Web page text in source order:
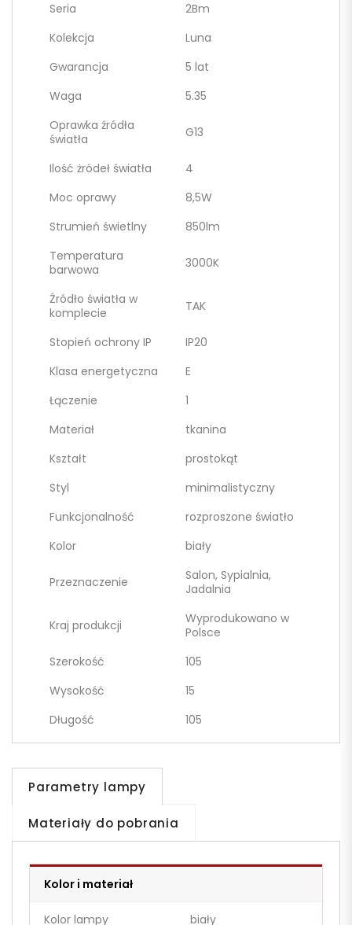
Seria
2Bm
Kolekcja
Luna
Gwarancja
5 lat
Waga
5.35
Oprawka źródła
światła
G13
Ilość żródeł światła
4
Moc oprawy
8,5W
Strumień świetlny
850lm
Temperatura
barwowa
3000K
Źródło światła w
komplecie
TAK
Stopień ochrony IP
IP20
Klasa energetyczna
E
Łączenie
1
Materiał
tkanina
Kształt
prostokąt
Styl
minimalistyczny
Funkcjonalność
rozproszone światło
Kolor
biały
Przeznaczenie
Salon, Sypialnia,
Jadalnia
Kraj produkcji
Wyprodukowano w
Polsce
Szerokość
105
Wysokość
15
Długość
105
Parametry lampy
Materiały do pobrania
Kolor i materiał
Kolor lampy biały